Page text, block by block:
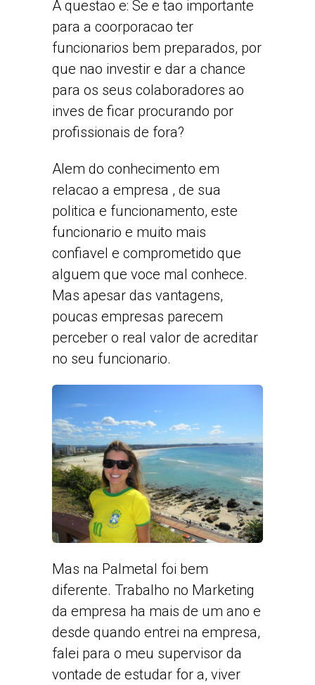
A questao e: Se e tao importante
para a coorporacao ter
funcionarios bem preparados, por
que nao investir e dar a chance
para os seus colaboradores ao
inves de ficar procurando por
profissionais de fora?
Alem do conhecimento em
relacao a empresa , de sua
politica e funcionamento, este
funcionario e muito mais
confiavel e comprometido que
alguem que voce mal conhece.
Mas apesar das vantagens,
poucas empresas parecem
perceber o real valor de acreditar
no seu funcionario.
Mas na Palmetal foi bem
diferente. Trabalho no Marketing
da empresa ha mais de um ano e
desde quando entrei na empresa,
falei para o meu supervisor da
vontade de estudar for a, viver